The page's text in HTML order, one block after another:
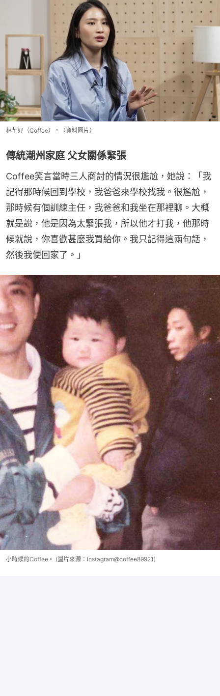
林芊妤（Coffee）。（資料圖片）
傳統潮州家庭 父女關係緊張
Coffee笑言當時三人商討的情況很尷尬，她說：「我
記得那時候回到學校，我爸爸來學校找我。很尷尬，
那時候有個訓練主任，我爸爸和我坐在那裡聊。大概
就是說，他是因為太緊張我，所以他才打我，他那時
候就說，你喜歡甚麼我買給你。我只記得這兩句話，
然後我便回家了。」
小時候的Coffee。 (圖片來源：Instagram@coffee89921)